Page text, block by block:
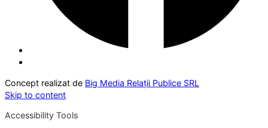
Concept realizat de Big Media Relații Publice SRL
Skip to content
Accessibility Tools